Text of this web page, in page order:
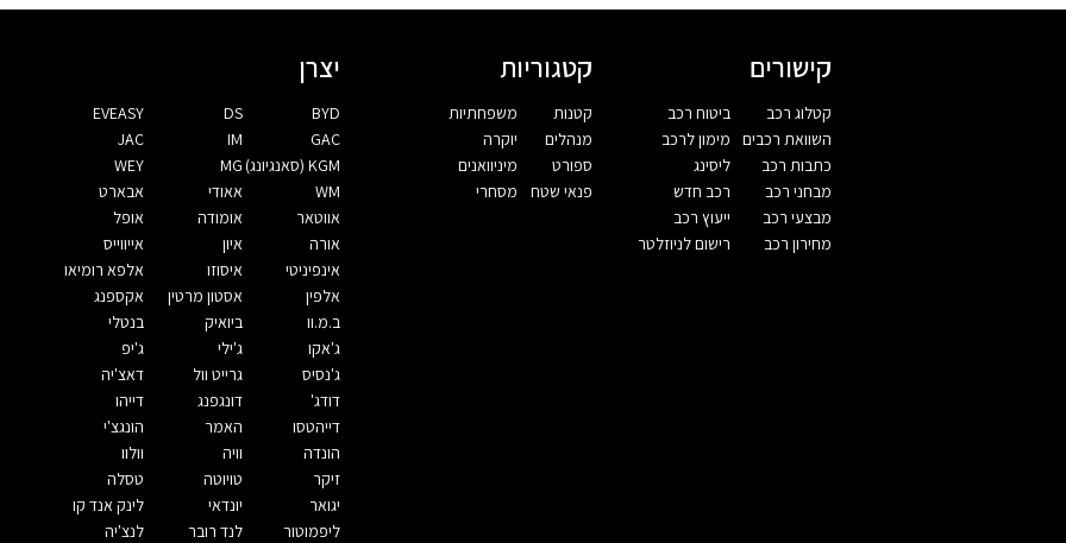
קישורים
קטלוג רכב
השוואת רכבים
כתבות רכב
מבחני רכב
מבצעי רכב
מחירון רכב
ביטוח רכב
מימון לרכב
ליסינג
רכב חדש
ייעוץ רכב
רישום לניוזלטר
קטגוריות
קטנות
מנהלים
ספורט
פנאי שטח
משפחתיות
יוקרה
מיניוואנים
מסחרי
יצרן
BYD
DS
EVEASY
GAC
IM
JAC
KGM (סאנגיונג)
MG
WEY
WM
אאודי
אבארט
אווטאר
אומודה
אופל
אורה
איון
אייווייס
אינפיניטי
איסוזו
אלפא רומיאו
אלפין
אסטון מרטין
אקספנג
ב.מ.וו
ביואיק
בנטלי
ג'אקו
ג'ילי
ג'יפ
ג'נסיס
גרייט וול
דאצ'יה
דודג'
דונגפנג
דייהו
דייהטסו
האמר
הונגצ'י
הונדה
וויה
וולוו
זיקר
טויוטה
טסלה
יגואר
יונדאי
לינק אנד קו
ליפמוטור
לנד רובר
לנצ'יה